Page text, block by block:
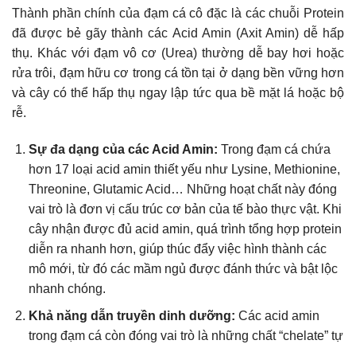
Thành phần chính của đạm cá cô đặc là các chuỗi Protein
đã được bẻ gãy thành các Acid Amin (Axit Amin) dễ hấp
thụ. Khác với đạm vô cơ (Urea) thường dễ bay hơi hoặc
rửa trôi, đạm hữu cơ trong cá tồn tại ở dạng bền vững hơn
và cây có thể hấp thụ ngay lập tức qua bề mặt lá hoặc bộ
rễ.
Sự đa dạng của các Acid Amin: Trong đạm cá chứa
hơn 17 loại acid amin thiết yếu như Lysine, Methionine,
Threonine, Glutamic Acid… Những hoạt chất này đóng
vai trò là đơn vị cấu trúc cơ bản của tế bào thực vật. Khi
cây nhận được đủ acid amin, quá trình tổng hợp protein
diễn ra nhanh hơn, giúp thúc đẩy việc hình thành các
mô mới, từ đó các mầm ngủ được đánh thức và bật lộc
nhanh chóng.
Khả năng dẫn truyền dinh dưỡng: Các acid amin
trong đạm cá còn đóng vai trò là những chất “chelate” tự